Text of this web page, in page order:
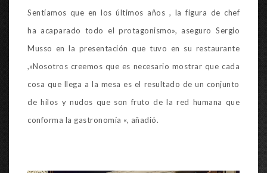
Sentíamos que en los últimos años , la figura de chef
ha acaparado todo el protagonismo», aseguro Sergio
Musso en la presentación que tuvo en su restaurante
,»Nosotros creemos que es necesario mostrar que cada
cosa que llega a la mesa es el resultado de un conjunto
de hilos y nudos que son fruto de la red humana que
conforma la gastronomía «, añadió.